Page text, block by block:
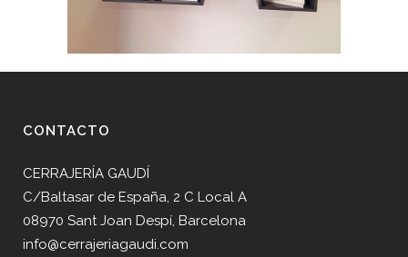
CONTACTO
CERRAJERÍA GAUDÍ
C/Baltasar de España, 2 C Local A
08970 Sant Joan Despí, Barcelona
info@cerrajeriagaudi.com